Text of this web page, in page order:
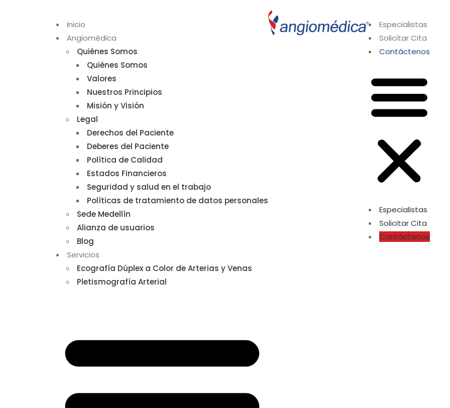
Inicio
Angiomédica
Quiénes Somos
Quiénes Somos
Valores
Nuestros Principios
Misión y Visión
Legal
Derechos del Paciente
Deberes del Paciente
Política de Calidad
Estados Financieros
Seguridad y salud en el trabajo
Políticas de tratamiento de datos personales
Sede Medellín
Alianza de usuarios
Blog
Servicios
Ecografía Dúplex a Color de Arterias y Venas
Pletismografía Arterial
Especialistas
Solicitar Cita
Contáctenos
Especialistas
Solicitar Cita
Contáctenos